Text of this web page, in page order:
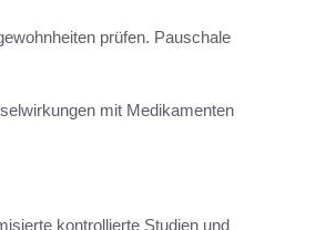
prüfen. Pauschale
mit Medikamenten
kontrollierte Studien und